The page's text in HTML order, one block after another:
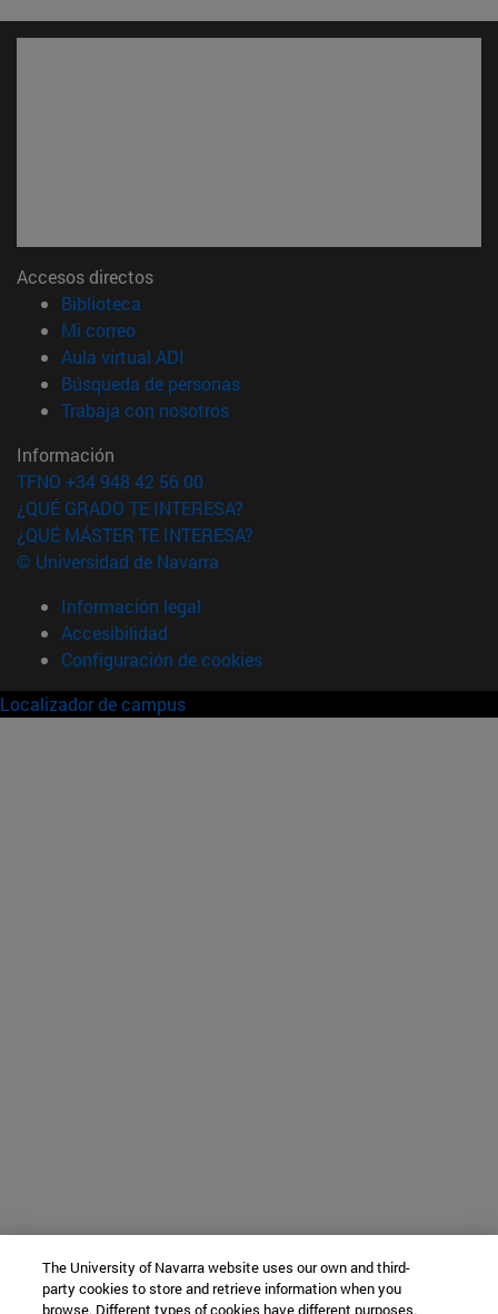
Accesos directos
Biblioteca
Mi correo(abre en nueva ventana)
Aula virtual ADI
Búsqueda de personas(abre en nueva ventana)
Trabaja con nosotros(abre en nueva ventana)
Información
TFNO +34 948 42 56 00
¿QUÉ GRADO TE INTERESA?
¿QUÉ MÁSTER TE INTERESA?
© Universidad de Navarra
Información legal
Accesibilidad
Configuración de cookies
Localizador de campus
The University of Navarra website uses our own and third-
party cookies to store and retrieve information when you
browse. Different types of cookies have different purposes.